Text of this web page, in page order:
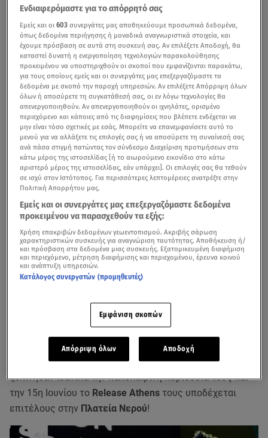
Limp Bizkit, οι Αμερικανοί γίγαντες τουnu-metal
ξεκίνησαν ιδανικά την καλοκαιρινή περιοδεία τους και
την 15η Ιουνίου το Release Athens τους υποδέχεται
επιτέλους στην Πλατεία Νερού!
Ενδιαφερόμαστε για το απόρρητό σας
Εμείς και οι603 συνεργάτες μας αποθηκεύουμε προσωπικά δεδομένα,
όπως δεδομένα περιήγησης ή μοναδικά αναγνωριστικά στοιχεία, και
έχουμε πρόσβαση σε αυτά στη συσκευή σας. Αν επιλέξετε Αποδοχή, θα
καταστεί δυνατή η ενεργοποίηση τεχνολογιών παρακολούθησης
προκειμένου να υποστηριχθούν οι σκοποί που εμφανίζονται παρακάτω,
για τους οποίους εμείς και οι συνεργάτες μας επεξεργαζόμαστε τα
δεδομένα με σκοπό την παροχή υπηρεσιών. Αν επιλέξετε Απόρριψη όλων
όλων ή αποσύρετε τη συγκατάθεσή σας, οι εν λόγω τεχνολογίες θα
απενεργοποιηθούν. Αν απενεργοποιηθούν οι ιχνηλάτες, ορισμένο
περιεχόμενο και κάποιες από τις διαφημίσεις που βλέπετε ενδέχεται να
μην είναι τόσο σχετικές με εσάς. Μπορείτε να επανεμφανίσετε αυτό το
μενού για να αλλάξετε τις επιλογές σας ή να αποσύρετε τη συναίνεσή σας
ανά πάσα στιγμή πατώντας τον σύνδεσμο Διαχείριση προτιμήσεων στο
κάτω μέρος της ιστοσελίδας [ή το αιωρούμενο εικονίδιο στο κάτω
αριστερό μέρος της ιστοσελίδας, εάν υπάρχει]. Οι επιλογές σας θα τεθούν
σε ισχύ στον Ιστότοπος. Για περισσότερες λεπτομέρειες ανατρέξτε στην
Πολιτική Απορρήτου μας.
Εμείς και οι συνεργάτες μας επεξεργαζόμαστε δεδομένα
προκειμένου να παρασχεθούν τα εξής:
Χρήση επακριβών δεδομένων γεωεντοπισμού. Ακριβής σάρωση
χαρακτηριστικών συσκευής για αναγνώριση ταυτότητας. Αποθήκευση ή/
και πρόσβαση στα δεδομένα μιας συσκευής. Εξατομικευμένη διαφήμιση
και περιεχόμενο, μέτρηση διαφήμισης και περιεχομένου, έρευνα κοινού
και ανάπτυξη υπηρεσιών.
Κατάλογος συνεργατών (προμηθευτές)
Εμφάνιση σκοπών
Απόρριψη όλων Αποδοχή